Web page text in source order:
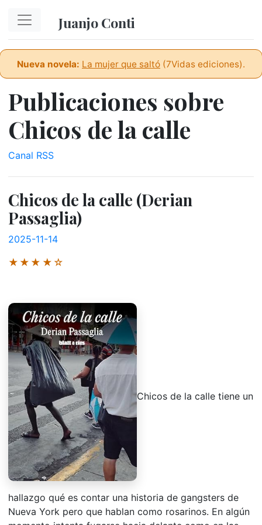
Juanjo Conti
Nueva novela: La mujer que saltó (7Vidas ediciones).
Publicaciones sobre
Chicos de la calle
Canal RSS
Chicos de la calle (Derian
Passaglia)
2025-11-14
★★★★☆
Chicos de la calle tiene un
hallazgo qué es contar una historia de gangsters de
Nueva York pero que hablan como rosarinos. En algún